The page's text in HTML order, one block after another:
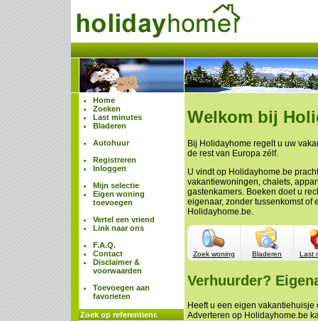
Home
Zoeken
Last minutes
Bladeren
Autohuur
Registreren
Inloggen
Mijn selectie
Eigen woning
toevoegen
Vertel een vriend
Link naar ons
F.A.Q.
Contact
Disclaimer &
voorwaarden
Toevoegen aan
favorieten
Zoek op referentienr.
Welkom bij
Bij Holidayhome regelt u uw
de rest van Europa zélf.
U vindt op Holidayhome.be
vakantiewoningen, chalets,
gastenkamers. Boeken doet u
eigenaar, zonder tussenkomst of
Holidayhome.be.
Zoek woning Bladeren Last
Verhuurder?
Heeft u een eigen
Adverteren op Holidayhome.be